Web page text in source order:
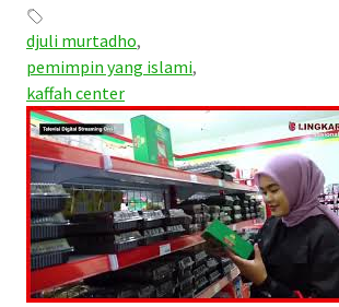
djuli murtadho,
pemimpin yang islami,
kaffah center